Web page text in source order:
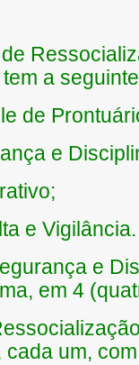
a
de
e
e Vigilância.
e
em 4
um,